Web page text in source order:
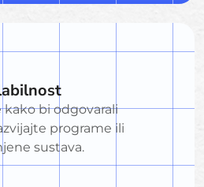
bi odgovarali
programe ili
sustava.